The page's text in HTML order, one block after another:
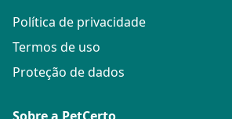
Política de privacidade
Termos de uso
Proteção de dados